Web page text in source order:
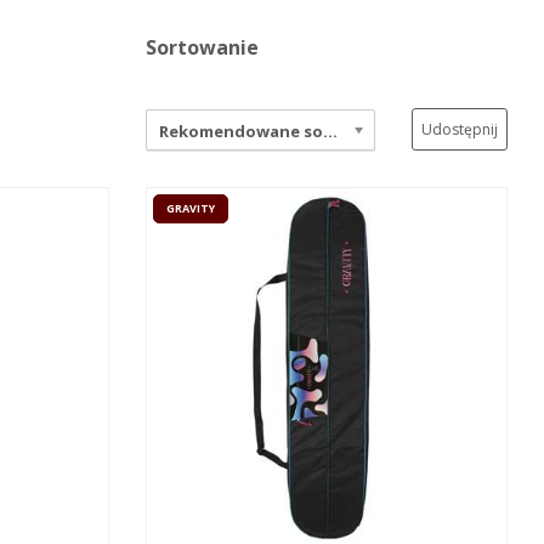
Sortowanie
Rekomendowane sortowanie Udostępnij
GRAVITY